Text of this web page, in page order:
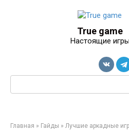
True game
Настоящие игры
Поиск:
Главная » Гайды » Лучшие аркадные